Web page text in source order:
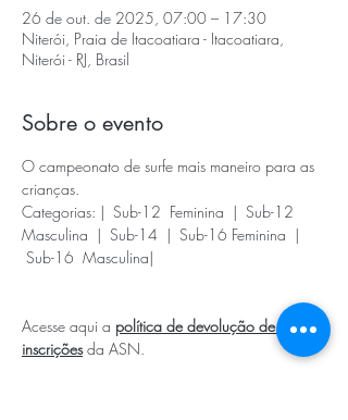
26 de out. de 2025, 07:00 – 17:30
Niterói, Praia de Itacoatiara - Itacoatiara,
Niterói - RJ, Brasil
Sobre o evento
O campeonato de surfe mais maneiro para as
crianças.
Categorias: |  Sub-12  Feminina  |  Sub-12
Masculina  |  Sub-14  |  Sub-16 Feminina  |
Sub-16  Masculina|
Acesse aqui a política de devolução de
inscrições da ASN.